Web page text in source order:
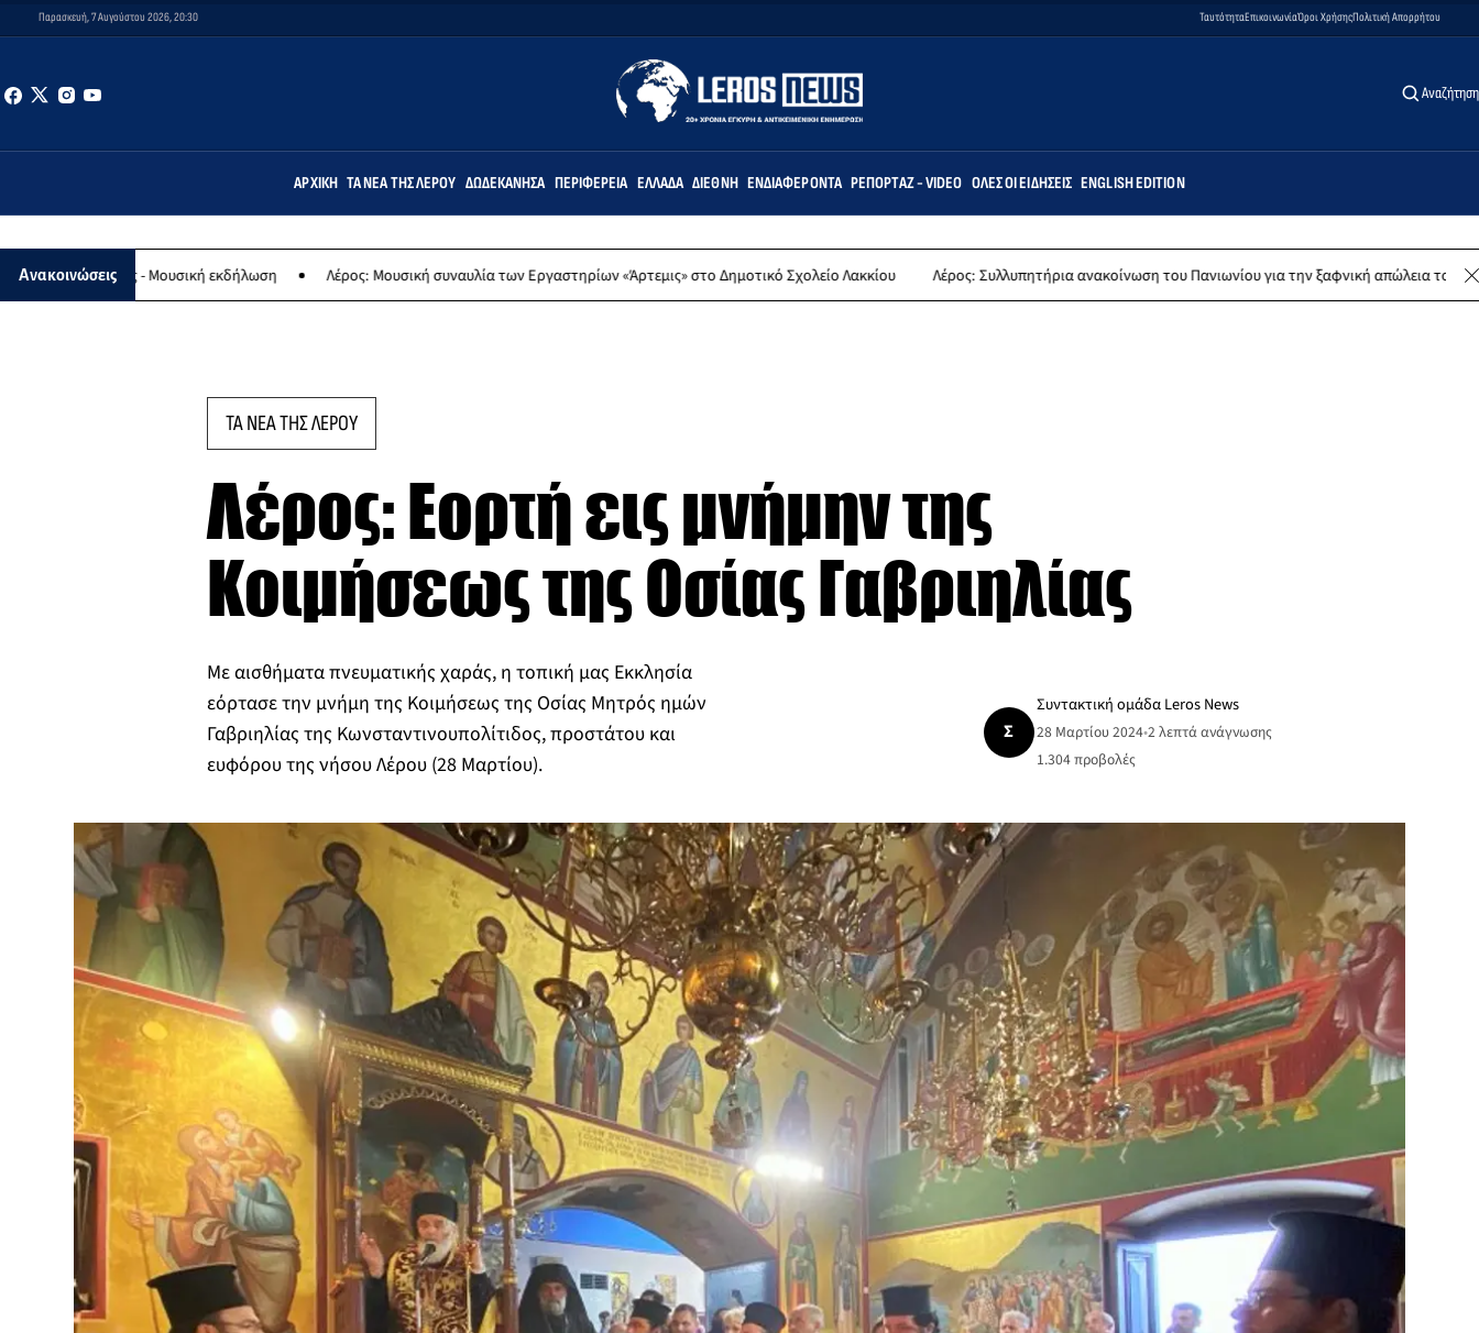
Παρασκευή, 7 Αυγούστου 2026, 20:30 ΤαυτότηταΕπικοινωνίαΌροι ΧρήσηςΠολιτική Απορρήτου
Αναζήτηση
ΑΡΧΙΚΉ ΤΑ ΝΈΑ ΤΗΣ ΛΈΡΟΥ ΔΩΔΕΚΆΝΗΣΑ ΠΕΡΙΦΈΡΕΙΑ ΕΛΛΆΔΑ ΔΙΕΘΝΉ ΕΝΔΙΑΦΈΡΟΝΤΑ ΡΕΠΟΡΤΆΖ - VIDEO ΌΛΕΣ ΟΙ ΕΙΔΉΣΕΙΣ ENGLISH EDITION
Ανακοινώσεις
- Μουσική εκδήλωση Λέρος: Μουσική συναυλία των Εργαστηρίων «Άρτεμις» στο Δημοτικό Σχολείο Λακκίου Λέρος: Συλλυπητήρια ανακοίνωση του Πανιωνίου για την ξαφνική απώλεια του Δημήτρη Καρατσώρη
ΤΑ ΝΕΑ ΤΗΣ ΛΕΡΟΥ
Λέρος: Εορτή εις μνήμην της
Κοιμήσεως της Οσίας Γαβριηλίας
Με αισθήματα πνευματικής χαράς, η τοπική μας Εκκλησία
εόρτασε την μνήμη της Κοιμήσεως της Οσίας Μητρός ημών
Γαβριηλίας της Κωνσταντινουπολίτιδος, προστάτου και
ευφόρου της νήσου Λέρου (28 Μαρτίου).
Σ
Συντακτική ομάδα Leros News
28 Μαρτίου 2024•2 λεπτά ανάγνωσης
1.304προβολές